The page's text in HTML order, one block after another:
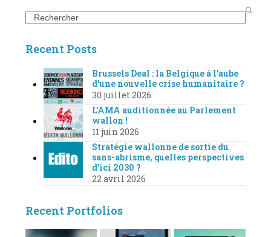
Search
Recent Posts
Brussels Deal : la Belgique à l’aube
d’une nouvelle crise humanitaire ?
30 juillet 2026
L’AMA auditionnée au Parlement
wallon !
11 juin 2026
Stratégie wallonne de sortie du
sans-abrisme, quelles perspectives
d’ici 2030 ?
22 avril 2026
Recent Portfolios